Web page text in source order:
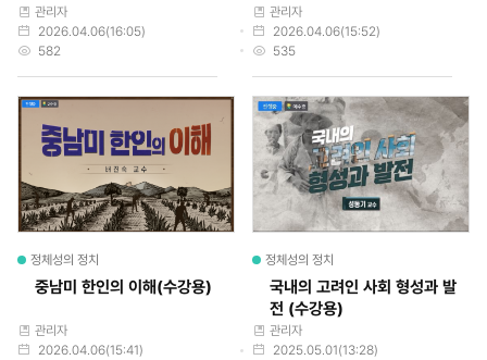
작성자
관리자
작성일
2026.04.06(16:05)
조회수
582
작성자
관리자
작성일
2026.04.06(15:52)
조회수
535
정체성의 정치
중남미 한인의 이해(수강용)
작성자
관리자
작성일
2026.04.06(15:41)
정체성의 정치
국내의 고려인 사회 형성과 발
전 (수강용)
작성자
관리자
작성일
2025.05.01(13:28)